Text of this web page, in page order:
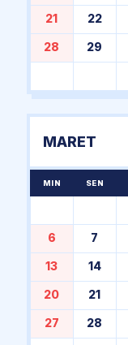
21 22
28 29
MARET
MIN SEN
6 7
13 14
20 21
27 28